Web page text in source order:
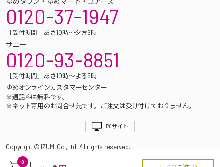
0
0120-37-1947
［受付時間］あさ10時～夕方6時
サニー
0120-93-8851
［受付時間］あさ10時～よる9時
ゆめオンラインカスタマーセンター
※通話料は無料です。
※ネット専用のお問合せ先です。ご注文は受け付けておりません。
PCサイト
Copyright © IZUMI Co.,Ltd. All rights reserved.